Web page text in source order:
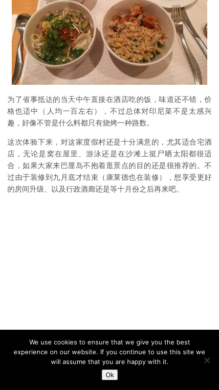
为了省事抵达的当天中午直接在酒店吃的饭，味道还不错，价
格也适中（人均一百左右），不过总体对印尼菜不是太感兴
趣，好像不管是什么料都只有烧烤一种路数。
这次体验下来，对这家度假村还是十分满意的，尤其适合宅酒
店，无论是窝在屋里、游泳还是在沙滩上挺尸晒太阳都很适
合，如果大家来巴厘岛不抱着逛景点的目的还是很推荐的。不
过由于装修到九月底才结束（康莱德也在装修），想享受更好
的房间升级、以及行政酒廊还是等十月份之后再来吧。
We use cookies to ensure that we give you the best
experience on our website. If you continue to use this site we
will assume that you are happy with it.
Ok